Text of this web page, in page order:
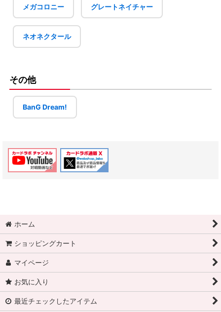
メガコロニー グレートネイチャー
ネオネクタール
その他
BanG Dream!
ホーム
ショッピングカート
マイページ
お気に入り
最近チェックしたアイテム